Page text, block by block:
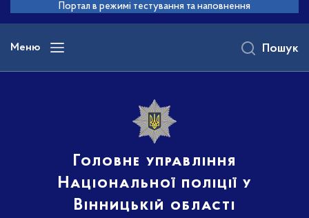
основного
вмісту
Портал в режимі тестування та наповнення
Меню
Головне управління
Національної поліції у
Вінницькій області
Пошук